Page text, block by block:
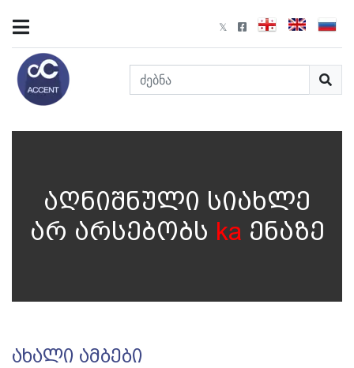
აღნიშნული სიახლე
არ არსებობს ka ენაზე
ᲐᲮᲐᲚᲘ ᲐᲛᲑᲔᲑᲘ